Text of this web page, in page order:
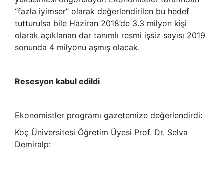
“fazla iyimser” olarak değerlendirilen bu hedef
tutturulsa bile Haziran 2018’de 3.3 milyon kişi
olarak açıklanan dar tanımlı resmi işsiz sayısı 2019
sonunda 4 milyonu aşmış olacak.
Resesyon kabul edildi
Ekonomistler programı gazetemize değerlendirdi:
Koç Üniversitesi Öğretim Üyesi Prof. Dr. Selva
Demiralp: